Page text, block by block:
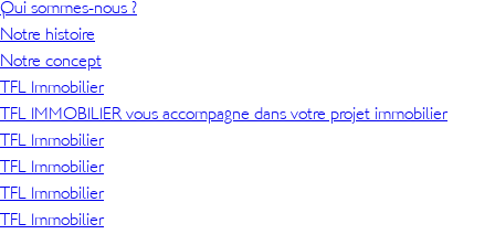
Qui sommes-nous ?
Notre histoire
Notre concept
TFL Immobilier
TFL IMMOBILIER vous accompagne dans votre projet immobilier
TFL Immobilier
TFL Immobilier
TFL Immobilier
TFL Immobilier